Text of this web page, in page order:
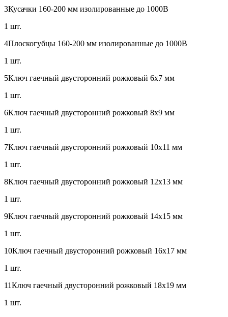
3Кусачки 160-200 мм изолированные до 1000В
1 шт.
4Плоскогубцы 160-200 мм изолированные до 1000В
1 шт.
5Ключ гаечный двусторонний рожковый 6х7 мм
1 шт.
6Ключ гаечный двусторонний рожковый 8х9 мм
1 шт.
7Ключ гаечный двусторонний рожковый 10х11 мм
1 шт.
8Ключ гаечный двусторонний рожковый 12х13 мм
1 шт.
9Ключ гаечный двусторонний рожковый 14х15 мм
1 шт.
10Ключ гаечный двусторонний рожковый 16х17 мм
1 шт.
11Ключ гаечный двусторонний рожковый 18х19 мм
1 шт.